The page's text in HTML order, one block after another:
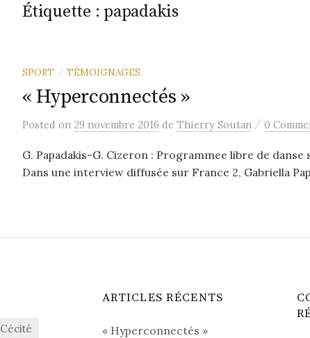
Étiquette : papadakis
SPORT / TÉMOIGNAGES
« Hyperconnectés »
Posted on 29 novembre 2016 de Thierry Soutan / 0
G. Papadakis-G. Cizeron : Programmee libre de danse
Dans une interview diffusée sur France 2, Gabriella
Cécité
ARTICLES RÉCENTS
« Hyperconnectés »